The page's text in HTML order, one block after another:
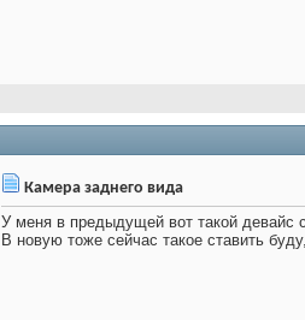
Камера заднего вида
У меня в предыдущей вот такой девайс
В новую тоже сейчас такое ставить